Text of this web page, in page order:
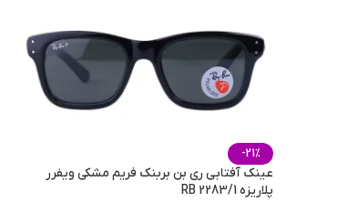
رنگ عدسی
جنس عدسی
-21%
عینک آفتابی ری بن بربنک فریم مشکی ویفرر
پلاریزه RB 2283/1